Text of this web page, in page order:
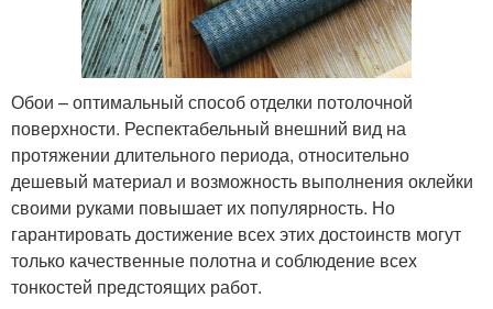
Обои – оптимальный способ отделки потолочной
поверхности. Респектабельный внешний вид на
протяжении длительного периода, относительно
дешевый материал и возможность выполнения оклейки
своими руками повышает их популярность. Но
гарантировать достижение всех этих достоинств могут
только качественные полотна и соблюдение всех
тонкостей предстоящих работ.